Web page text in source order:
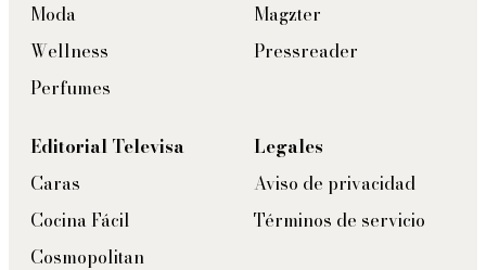
Moda
Wellness
Perfumes
Magzter
Pressreader
Editorial Televisa
Caras
Cocina Fácil
Cosmopolitan
Legales
Aviso de privacidad
Términos de servicio